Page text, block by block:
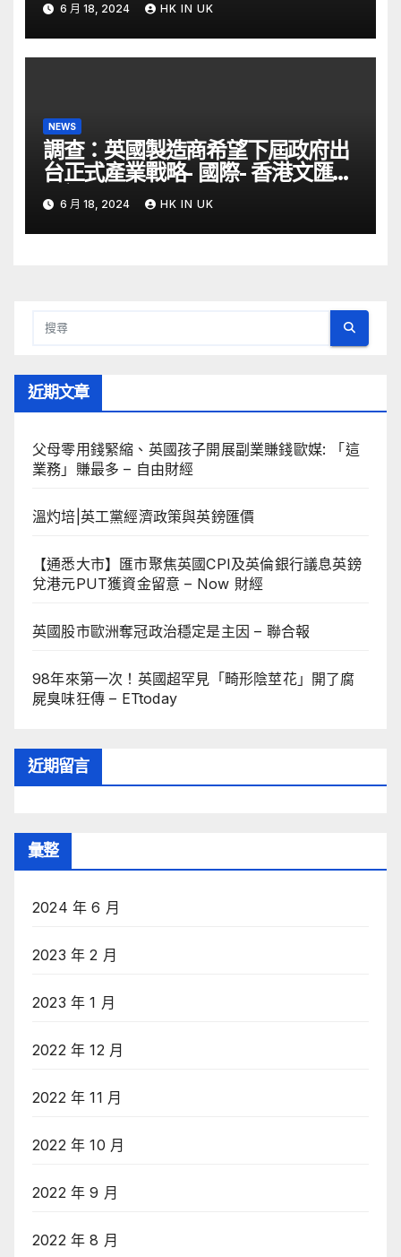
6 月 18, 2024 HK IN UK
NEWS
調查：英國製造商希望下屆政府出
台正式產業戰略- 國際- 香港文匯網
– 文匯報
6 月 18, 2024 HK IN UK
近期文章
父母零用錢緊縮、英國孩子開展副業賺錢歐媒: 「這
業務」賺最多 – 自由財經
溫灼培|英工黨經濟政策與英鎊匯價
【通悉大市】匯市聚焦英國CPI及英倫銀行議息英鎊
兌港元PUT獲資金留意 – Now 財經
英國股市歐洲奪冠政治穩定是主因 – 聯合報
98年來第一次！英國超罕見「畸形陰莖花」開了腐
屍臭味狂傳 – ETtoday
近期留言
彙整
2024 年 6 月
2023 年 2 月
2023 年 1 月
2022 年 12 月
2022 年 11 月
2022 年 10 月
2022 年 9 月
2022 年 8 月